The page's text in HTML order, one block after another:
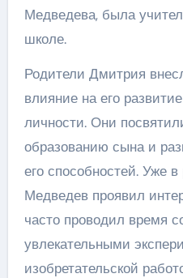
Медведева, была
школе.
Родители Дмитрия
влияние на его
личности. Они
образованию сына и
его способностей. Уже
Медведев проявил
часто проводил время
увлекательными
изобретательской